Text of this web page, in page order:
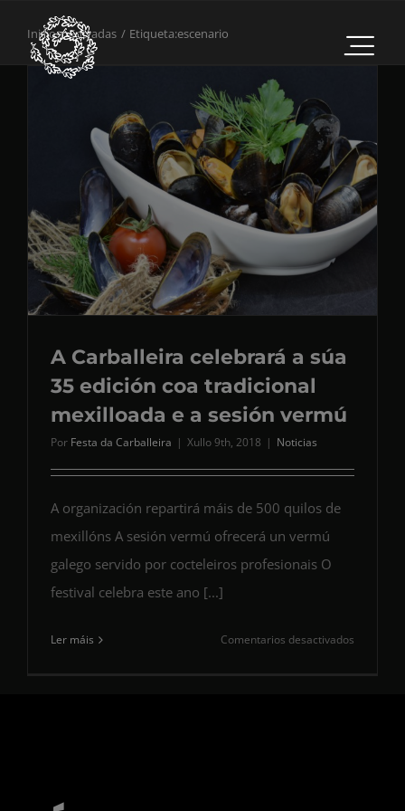
contenido
Inicio Entradas Etiqueta:escenario
A Carballeira celebrará a súa
35 edición coa tradicional
mexilloada e a sesión vermú
Por Festa da Carballeira | Xullo 9th, 2018 | Noticias
A organización repartirá máis de 500 quilos de
mexillóns A sesión vermú ofrecerá un vermú
galego servido por cocteleiros profesionais O
festival celebra este ano [...]
Ler máis Comentarios desactivados